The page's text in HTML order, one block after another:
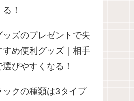
！
ズのプレゼントで失
すめ便利グッズ｜相手
びやすくなる！
ックの種類は3タイプ